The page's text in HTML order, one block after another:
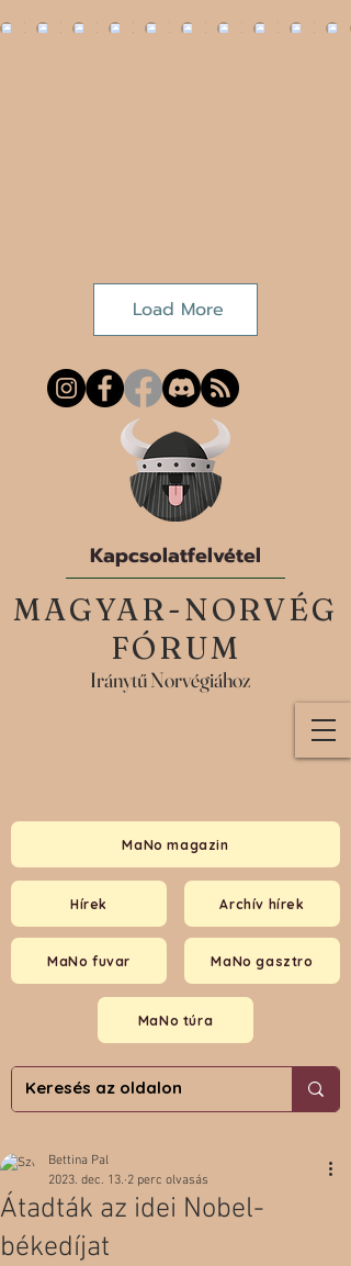
MAGYAR-NORVÉG
FÓRUM
Iránytű Norvégiához
Hírek
MaNo magazin
MaNo fuvar MaNo gasztro
MaNo túra
Archív hírek
Kapcsolatfelvétel
Load More
Átadták az idei Nobel-
békedíjat
Bettina Pal
2023. dec. 13. 2 perc olvasás